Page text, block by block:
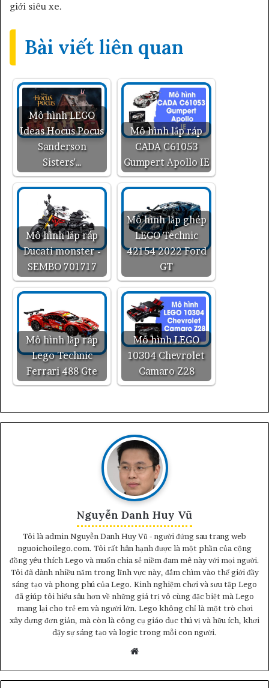
giới siêu xe.
Bài viết liên quan
Mô hình LEGO
Ideas Hocus Pocus
Sanderson
Sisters'…
Mô hình lắp ráp
CADA C61053
Gumpert Apollo IE
Mô hình lắp ráp
Ducati monster -
SEMBO 701717
Mô hình lắp ghép
LEGO Technic
42154 2022 Ford
GT
Mô hình lắp ráp
Lego Technic
Ferrari 488 Gte
Mô hình LEGO
10304 Chevrolet
Camaro Z28
Nguyễn Danh Huy Vũ
Tôi là admin Nguyễn Danh Huy Vũ - người đứng sau trang web
nguoichoilego.com. Tôi rất hân hạnh được là một phần của cộng
đồng yêu thích Lego và muốn chia sẻ niềm đam mê này với mọi người.
Tôi đã dành nhiều năm trong lĩnh vực này, đắm chìm vào thế giới đầy
sáng tạo và phong phú của Lego. Kinh nghiệm chơi và sưu tập Lego
đã giúp tôi hiểu sâu hơn về những giá trị vô cùng đặc biệt mà Lego
mang lại cho trẻ em và người lớn. Lego không chỉ là một trò chơi
xây dựng đơn giản, mà còn là công cụ giáo dục thú vị và hữu ích, khơi
dậy sự sáng tạo và logic trong mỗi con người.